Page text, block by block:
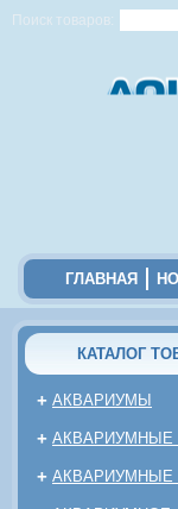
Поиск товаров:
ГЛАВНАЯ
КАТАЛОГ
+ АКВАРИУМЫ
+ АКВАРИУМНЫЕ
+ АКВАРИУМНЫЕ